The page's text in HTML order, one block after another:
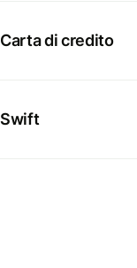
Carta di credito
Swift